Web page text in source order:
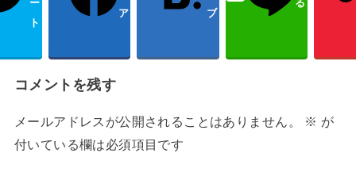
ー
ト
ア
ブ
る
コメントを残す
メールアドレスが公開されることはありません。 ※ が
付いている欄は必須項目です